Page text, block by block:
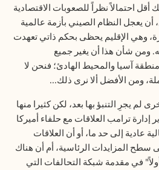
أقل احتمالاً نظراً للصعوبات الاقتصادية
أن يعجل النظام الصيني بأزمة عالمية
وهي الإقليم يحظى بحكم ذاتي تعهدت
ومن شأن هذا أن يغير جميع
آسيا والمحيط الهادئ؛ فنحن لا
ومن الأفضل ألا نرى ذلك...
لم يجرِ التنبؤ بها بعد، لكن كثيرا منها
ترامب العلاقات مع حلفاء أميركا
عادية إلى حد ما، أو أن العلاقات
المزايدات الرئاسية، أم أن هناك
في مقدمة شبكة التحالفات التي